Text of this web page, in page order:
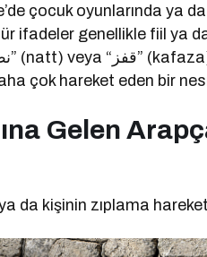
çocuk oyunlarında ya
ifadeler genellikle fiil ya
çok hareket eden bir
Gelen
da kişinin zıplama